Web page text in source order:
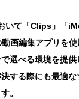
いて「Clips」「
画編集アプリを
選べる環境を提
する際にも最適
。